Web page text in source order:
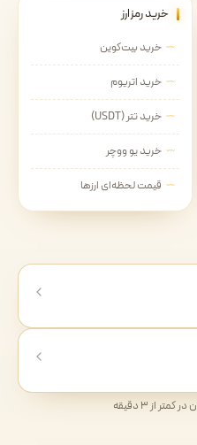
خرید رمزارز
خرید بیت‌کوین
خرید اتریوم
خرید تتر (USDT)
خرید یو ووچر
قیمت لحظه‌ای ارزها
از ۳ دقیقه